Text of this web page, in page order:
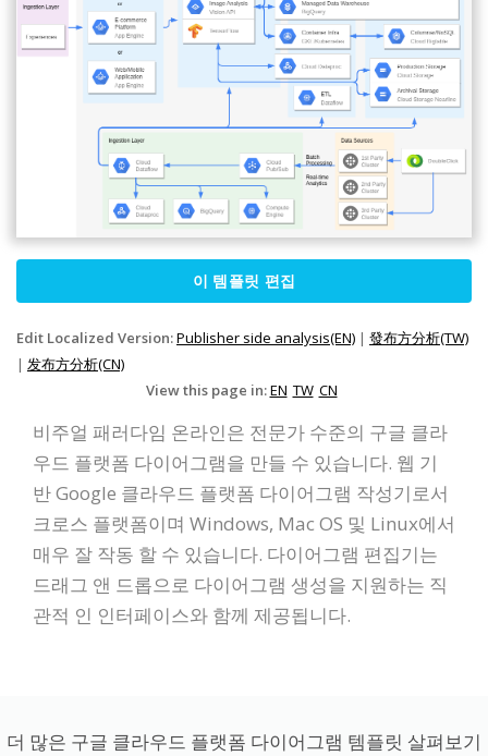
이 템플릿 편집
Edit Localized Version:Publisher side analysis(EN) | 發布方分析(TW)
| 发布方分析(CN)
View this page in:EN TW CN
비주얼 패러다임 온라인은 전문가 수준의 구글 클라
우드 플랫폼 다이어그램을 만들 수 있습니다. 웹 기
반 Google 클라우드 플랫폼 다이어그램 작성기로서
크로스 플랫폼이며 Windows, Mac OS 및 Linux에서
매우 잘 작동 할 수 있습니다. 다이어그램 편집기는
드래그 앤 드롭으로 다이어그램 생성을 지원하는 직
관적 인 인터페이스와 함께 제공됩니다.
더 많은 구글 클라우드 플랫폼 다이어그램 템플릿 살펴보기